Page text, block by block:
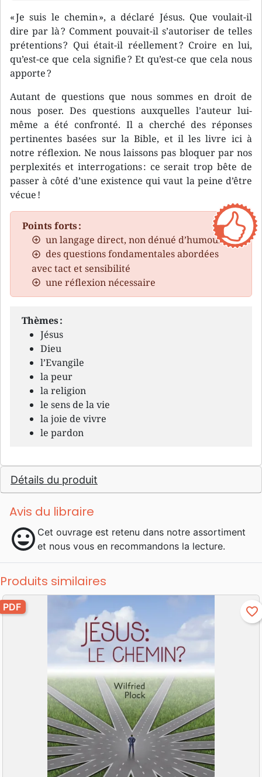
« Je suis le chemin », a déclaré Jésus. Que voulait-il
dire par là ? Comment pouvait-il s’autoriser de telles
prétentions ? Qui était-il réellement ? Croire en lui,
qu’est-ce que cela signifie ? Et qu’est-ce que cela nous
apporte ?
Autant de questions que nous sommes en droit de
nous poser. Des questions auxquelles l’auteur lui-
même a été confronté. Il a cherché des réponses
pertinentes basées sur la Bible, et il les livre ici à
notre réflexion. Ne nous laissons pas bloquer par nos
perplexités et interrogations : ce serait trop bête de
passer à côté d’une existence qui vaut la peine d’être
vécue !
Points forts :
un langage direct, non dénué d’humour
des questions fondamentales abordées
avec tact et sensibilité
une réflexion nécessaire
Thèmes :
Jésus
Dieu
l’Evangile
la peur
la religion
le sens de la vie
la joie de vivre
le pardon
Détails du produit
Avis du libraire
mood Cet ouvrage est retenu dans notre assortiment
et nous vous en recommandons la lecture.
Produits similaires
PDF favorite_border